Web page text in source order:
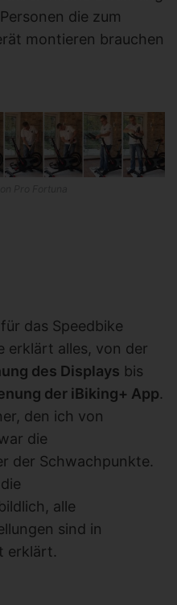
die zum
montieren brauchen
das Speedbike
erklärt alles, von der
des Displays bis
der iBiking+ App.
den ich von
die
der Schwachpunkte.
alle
sind in
erklärt.